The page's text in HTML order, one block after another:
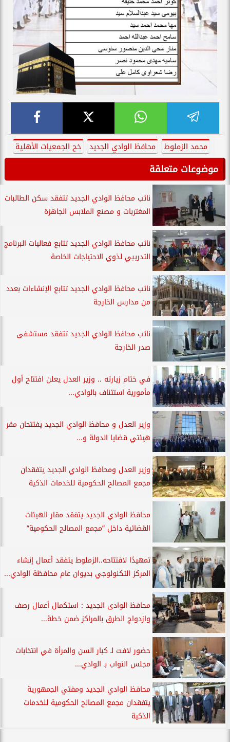
محمد الزملوط محافظ الوادي الجديد خح الجمعيات الأهلية
موضوعات متعلقة
نائب محافظ الوادي الجديد تتفقد سكن الطالبات
المغتربات و مصنع الملابس الجاهزة
نائب محافظ الوادي الجديد تتابع فعاليات البرنامج
التدريبي لذوي الاحتياجات الخاصة
نائب محافظ الوادي الجديد تتابع الإنشاءات بعدد
من مدارس الخارجة
نائب محافظ الوادي الجديد تتفقد مستشفى
صدر الخارجة
في ختام زيارته .. وزير العدل يعلن افتتاح أول
مأمورية استئناف بالوادي...
وزير العدل و محافظ الوادي الجديد يفتتحان مقر
هيئتي قضايا الدولة و...
وزير العدل ومحافظ الوادي الجديد يتفقدان
مجمع المصالح الحكومية للخدمات الذكية
محافظ الوادي الجديد يتفقد مقار الهيئات
القضائية داخل ”مجمع المصالح الحكومية”
تمهيدًا لافتتاحه..الزملوط يتفقد أعمال إنشاء
المركز التكنولوجي بديوان عام محافظة الوادي...
محافظ الوادى الجديد : استكمال أعمال رصف
وازدواج الطرق بالمراكز ضمن خطة...
حضور لافت لـ كبار السن والمرأة في انتخابات
مجلس النواب بـ الوادي...
محافظ الوادي الجديد ومفتي الجمهورية
يتفقدان مجمع المصالح الحكومية للخدمات
الذكية